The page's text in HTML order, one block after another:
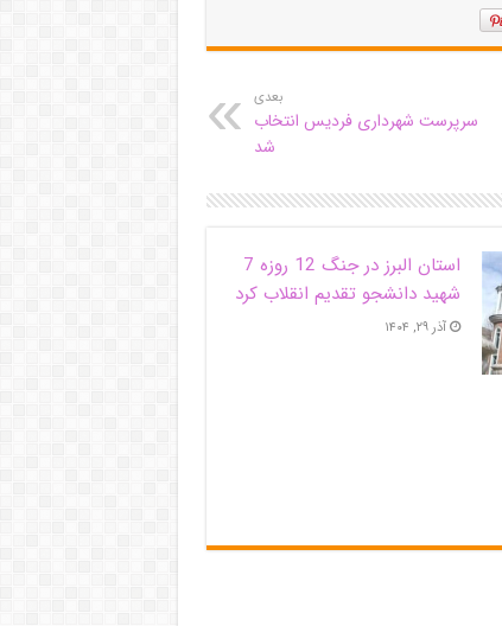
بعدی
سرپرست شهرداری فردیس انتخاب
شد
استان البرز در جنگ 12 روزه 7
شهید دانشجو تقدیم انقلاب کرد
آذر ۲۹, ۱۴۰۴